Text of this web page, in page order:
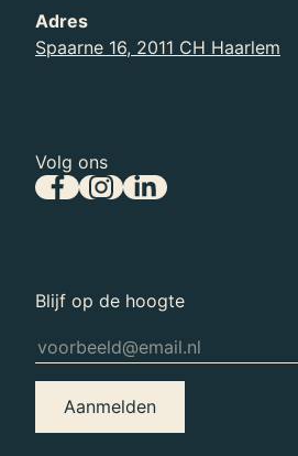
Adres
Spaarne 16, 2011 CH Haarlem
Volg ons
Blijf op de hoogte
Aanmelden